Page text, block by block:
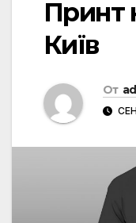
Принт
Київ
От